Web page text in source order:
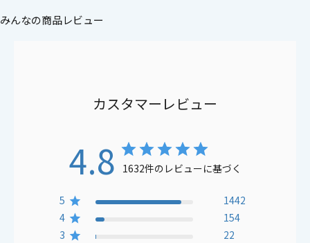
みんなの商品レビュー
カスタマーレビュー
4.8 1632件のレビューに基づく
5
1442
4
154
3
22